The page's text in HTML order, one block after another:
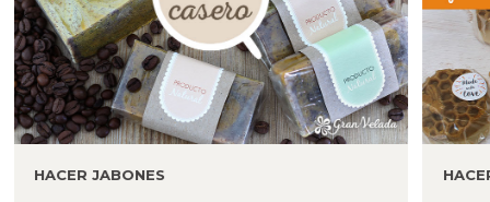
HACER JABONES